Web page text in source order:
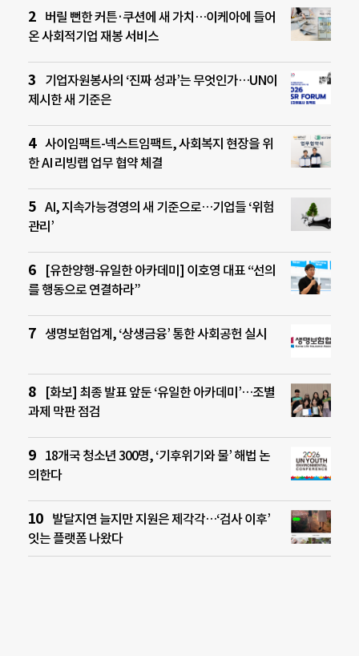
버릴 뻔한 커튼·쿠션에 새 가치…이케아에 들어
온 사회적기업 재봉 서비스
기업자원봉사의 ‘진짜 성과’는 무엇인가…UN이
제시한 새 기준은
사이임팩트-넥스트임팩트, 사회복지 현장을 위
한 AI 리빙랩 업무 협약 체결
AI, 지속가능경영의 새 기준으로…기업들 ‘위험
관리’
[유한양행-유일한 아카데미] 이호영 대표 “선의
를 행동으로 연결하라”
생명보험업계, ‘상생금융’ 통한 사회공헌 실시
[화보] 최종 발표 앞둔 ‘유일한 아카데미’…조별
과제 막판 점검
18개국 청소년 300명, ‘기후위기와 물’ 해법 논
의한다
발달지연 늘지만 지원은 제각각…‘검사 이후’
잇는 플랫폼 나왔다